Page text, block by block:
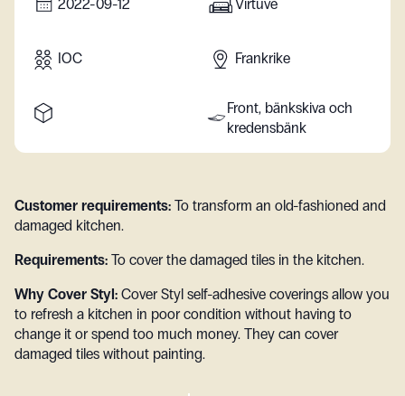
2022-09-12 Virtuvė
IOC Frankrike
Front, bänkskiva och
kredensbänk
Customer requirements: To transform an old-fashioned and
damaged kitchen.
Requirements: To cover the damaged tiles in the kitchen.
Why Cover Styl: Cover Styl self-adhesive coverings allow you
to refresh a kitchen in poor condition without having to
change it or spend too much money. They can cover
damaged tiles without painting.